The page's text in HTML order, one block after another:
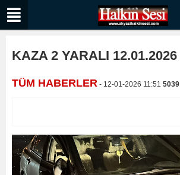
KAZA 2 YARALI 12.01.2026
TÜM HABERLER - 12-01-2026 11:51 5039